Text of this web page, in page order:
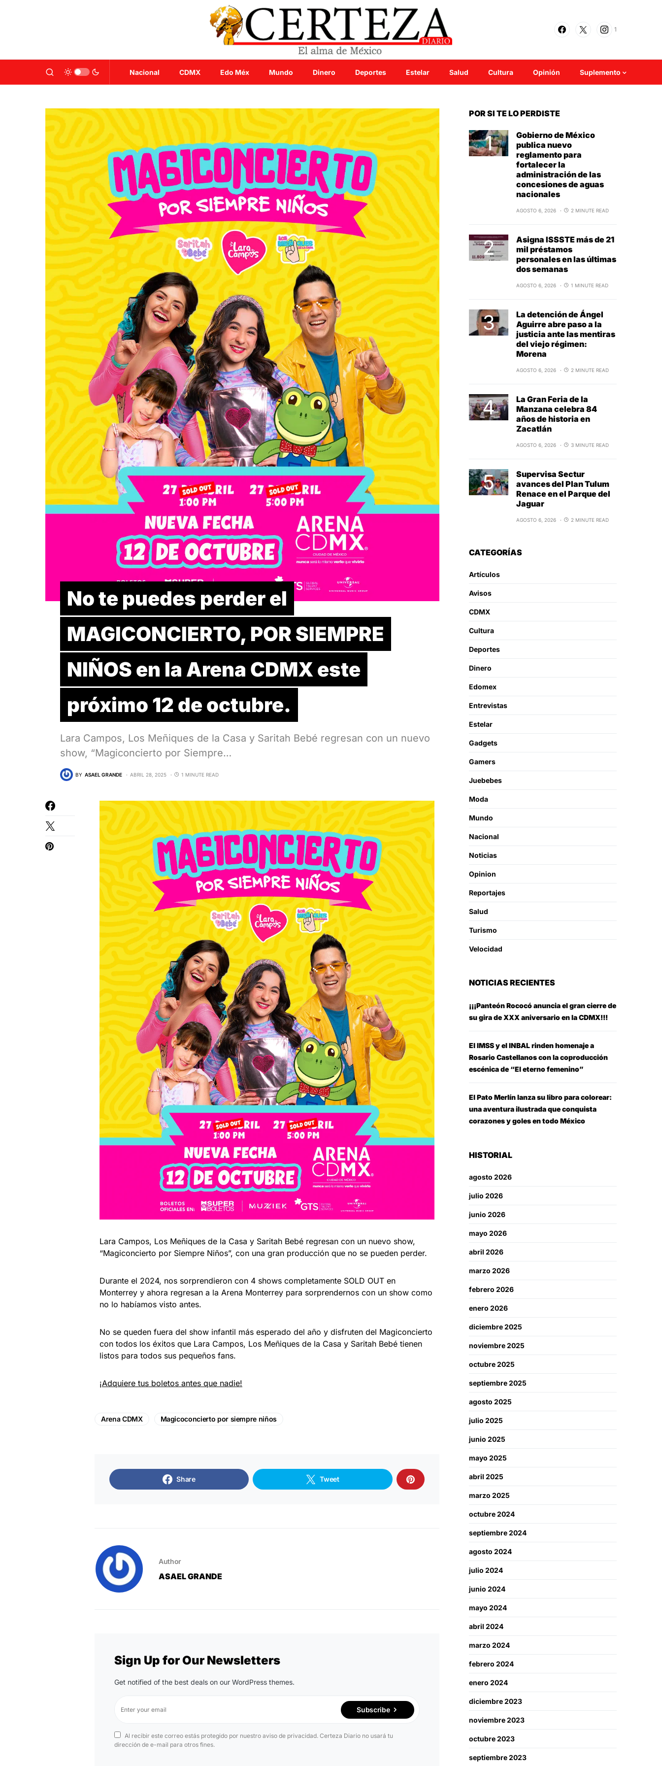
1
Nacional CDMX Edo Méx Mundo Dinero Deportes Estelar Salud Cultura Opinión Suplemento
No te puedes perder el
MAGICONCIERTO, POR SIEMPRE
NIÑOS en la Arena CDMX este
próximo 12 de octubre.
Lara Campos, Los Meñiques de la Casa y Saritah Bebé regresan con un nuevo
show, “Magiconcierto por Siempre…
BY ASAEL GRANDE ABRIL 28, 2025 1 MINUTE READ
Lara Campos, Los Meñiques de la Casa y Saritah Bebé regresan con un nuevo show,
“Magiconcierto por Siempre Niños”, con una gran producción que no se pueden perder.
Durante el 2024, nos sorprendieron con 4 shows completamente SOLD OUT en
Monterrey y ahora regresan a la Arena Monterrey para sorprendernos con un show como
no lo habíamos visto antes.
No se queden fuera del show infantil más esperado del año y disfruten del Magiconcierto
con todos los éxitos que Lara Campos, Los Meñiques de la Casa y Saritah Bebé tienen
listos para todos sus pequeños fans.
¡Adquiere tus boletos antes que nadie!
Arena CDMX Magicoconcierto por siempre niños
Share Tweet
Author
ASAEL GRANDE
Sign Up for Our Newsletters
Get notified of the best deals on our WordPress themes.
Subscribe
Al recibir este correo estás protegido por nuestro aviso de privacidad. Certeza Diario no usará tu
dirección de e-mail para otros fines.
POR SI TE LO PERDISTE
Gobierno de México
publica nuevo
reglamento para
fortalecer la
administración de las
concesiones de aguas
nacionales
AGOSTO 6, 2026 2 MINUTE READ
Asigna ISSSTE más de 21
mil préstamos
personales en las últimas
dos semanas
AGOSTO 6, 2026 1 MINUTE READ
La detención de Ángel
Aguirre abre paso a la
justicia ante las mentiras
del viejo régimen:
Morena
AGOSTO 6, 2026 2 MINUTE READ
La Gran Feria de la
Manzana celebra 84
años de historia en
Zacatlán
AGOSTO 6, 2026 3 MINUTE READ
Supervisa Sectur
avances del Plan Tulum
Renace en el Parque del
Jaguar
AGOSTO 6, 2026 2 MINUTE READ
CATEGORÍAS
Artículos
Avisos
CDMX
Cultura
Deportes
Dinero
Edomex
Entrevistas
Estelar
Gadgets
Gamers
Juebebes
Moda
Mundo
Nacional
Noticias
Opinion
Reportajes
Salud
Turismo
Velocidad
NOTICIAS RECIENTES
¡¡¡Panteón Rococó anuncia el gran cierre de
su gira de XXX aniversario en la CDMX!!!
El IMSS y el INBAL rinden homenaje a
Rosario Castellanos con la coproducción
escénica de “El eterno femenino”
El Pato Merlín lanza su libro para colorear:
una aventura ilustrada que conquista
corazones y goles en todo México
HISTORIAL
agosto 2026
julio 2026
junio 2026
mayo 2026
abril 2026
marzo 2026
febrero 2026
enero 2026
diciembre 2025
noviembre 2025
octubre 2025
septiembre 2025
agosto 2025
julio 2025
junio 2025
mayo 2025
abril 2025
marzo 2025
octubre 2024
septiembre 2024
agosto 2024
julio 2024
junio 2024
mayo 2024
abril 2024
marzo 2024
febrero 2024
enero 2024
diciembre 2023
noviembre 2023
octubre 2023
septiembre 2023